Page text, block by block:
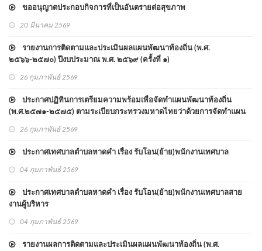
ขออนุญาตประกอบกิจการที่เป็นอันตรายต่อสุขภาพ
20 มีนาคม 2569
รายงานการติดตามและประเมินผลแผนพัฒนาท้องถิ่น (พ.ศ.
๒๕๖๖-๒๕๗๐) ปีงบประมาณ พ.ศ. ๒๕๖๙ (ครั้งที่ ๑)
26 กุมภาพันธ์ 2569
ประกาศปฏิทินการเตรียมความพร้อมเพื่อจัดทำแผนพัฒนาท้องถิ่น
(พ.ศ.๒๕๗๑-๒๕๗๕) ตามระเบียบกระทรวงมหาดไทยว่าด้วยการจัดทำแผน
พัฒนาขององค์กรปกครองส่วนท้องถิ่น พ.ศ. ๒๕๔๘ และแก้ไขเพิ่มเติม
26 กุมภาพันธ์ 2569
ประกาศเทศบาลตำบลหาดคำ เรื่อง รับโอน(ย้าย)พนักงานเทศบาล
04 กุมภาพันธ์ 2569
ประกาศเทศบาลตำบลหาดคำ เรื่อง รับโอน(ย้าย)พนักงานเทศบาลสาย
งานผู้บริหาร
04 กุมภาพันธ์ 2569
รายงานผลการติดตามและประเมินผลแผนพัฒนาท้องถิ่น (พ.ศ.